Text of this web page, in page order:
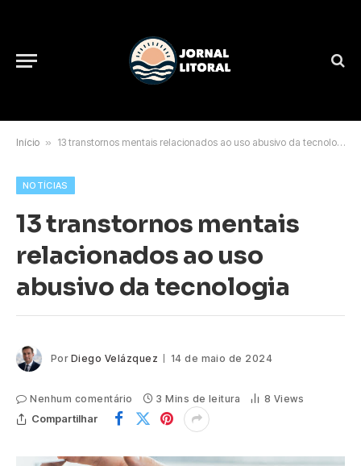
Início » 13 transtornos mentais relacionados ao uso abusivo da tecnologia
NOTÍCIAS
13 transtornos mentais
relacionados ao uso
abusivo da tecnologia
Por Diego Velázquez 14 de maio de 2024
Nenhum comentário 3 Mins de leitura 8 Views
Compartilhar